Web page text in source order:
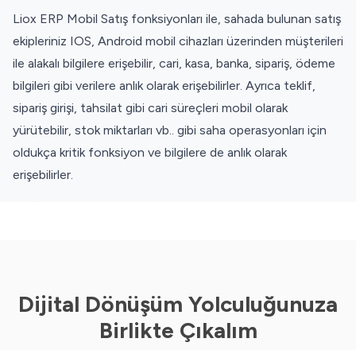
Liox ERP Mobil Satış fonksiyonları ile, sahada bulunan satış
ekipleriniz IOS, Android mobil cihazları üzerinden müşterileri
ile alakalı bilgilere erişebilir, cari, kasa, banka, sipariş, ödeme
bilgileri gibi verilere anlık olarak erişebilirler. Ayrıca teklif,
sipariş girişi, tahsilat gibi cari süreçleri mobil olarak
yürütebilir, stok miktarları vb.. gibi saha operasyonları için
oldukça kritik fonksiyon ve bilgilere de anlık olarak
erişebilirler.
Dijital Dönüşüm Yolculuğunuza
Birlikte Çıkalım